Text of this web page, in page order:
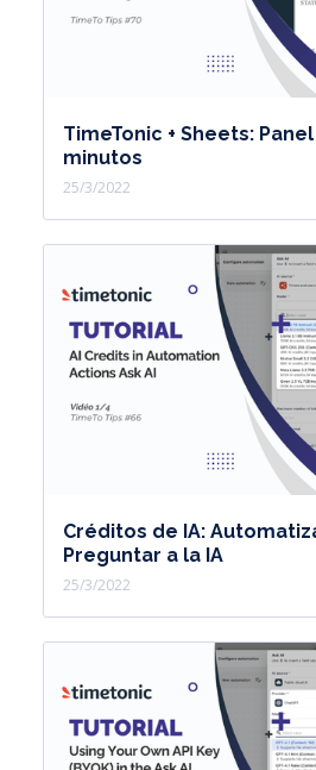
TimeTonic + Sheets:
minutos
25/3/2022
Créditos de IA:
Preguntar a la IA
25/3/2022